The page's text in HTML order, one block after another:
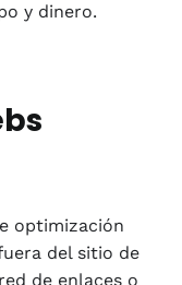
y dinero.
optimización
del sitio de
de enlaces o